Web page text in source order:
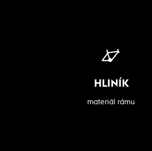
HLINÍK
materiál rámu